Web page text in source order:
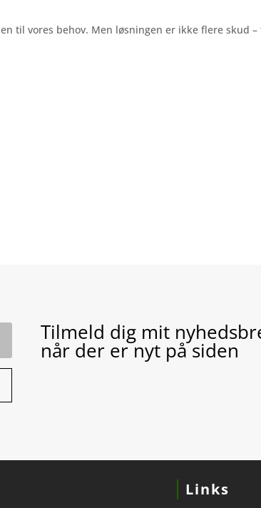
til vores behov. Men løsningen er ikke flere skud
Tilmeld dig mit
når der er nyt på siden
Links